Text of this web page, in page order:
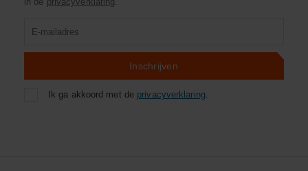
Inschrijven
Ik ga akkoord met de privacyverklaring.